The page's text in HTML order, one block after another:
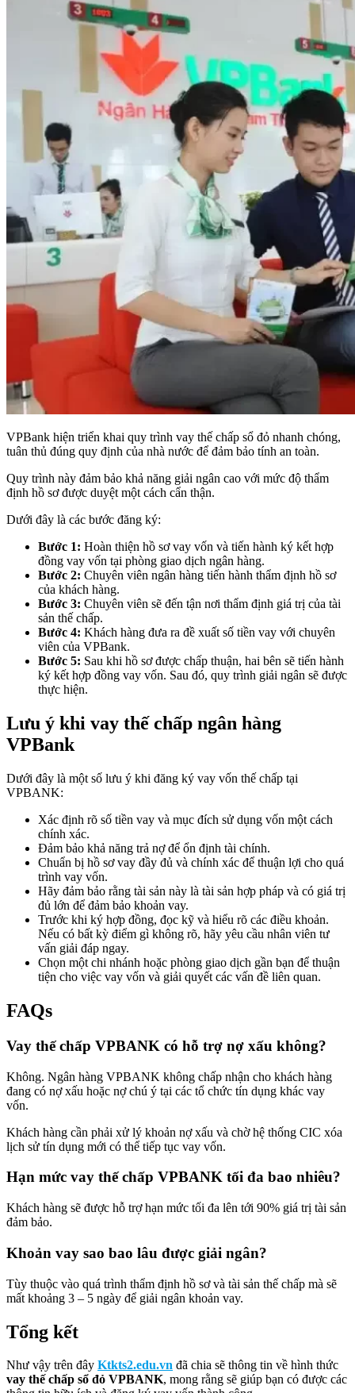
VPBank hiện triển khai quy trình vay thế chấp sổ đỏ nhanh chóng,
tuân thủ đúng quy định của nhà nước để đảm bảo tính an toàn.
Quy trình này đảm bảo khả năng giải ngân cao với mức độ thẩm
định hồ sơ được duyệt một cách cẩn thận.
Dưới đây là các bước đăng ký:
Bước 1: Hoàn thiện hồ sơ vay vốn và tiến hành ký kết hợp
đồng vay vốn tại phòng giao dịch ngân hàng.
Bước 2: Chuyên viên ngân hàng tiến hành thẩm định hồ sơ
của khách hàng.
Bước 3: Chuyên viên sẽ đến tận nơi thẩm định giá trị của tài
sản thế chấp.
Bước 4: Khách hàng đưa ra đề xuất số tiền vay với chuyên
viên của VPBank.
Bước 5: Sau khi hồ sơ được chấp thuận, hai bên sẽ tiến hành
ký kết hợp đồng vay vốn. Sau đó, quy trình giải ngân sẽ được
thực hiện.
Lưu ý khi vay thế chấp ngân hàng
VPBank
Dưới đây là một số lưu ý khi đăng ký vay vốn thế chấp tại
VPBANK:
Xác định rõ số tiền vay và mục đích sử dụng vốn một cách
chính xác.
Đảm bảo khả năng trả nợ để ổn định tài chính.
Chuẩn bị hồ sơ vay đầy đủ và chính xác để thuận lợi cho quá
trình vay vốn.
Hãy đảm bảo rằng tài sản này là tài sản hợp pháp và có giá trị
đủ lớn để đảm bảo khoản vay.
Trước khi ký hợp đồng, đọc kỹ và hiểu rõ các điều khoản.
Nếu có bất kỳ điểm gì không rõ, hãy yêu cầu nhân viên tư
vấn giải đáp ngay.
Chọn một chi nhánh hoặc phòng giao dịch gần bạn để thuận
tiện cho việc vay vốn và giải quyết các vấn đề liên quan.
FAQs
Vay thế chấp VPBANK có hỗ trợ nợ xấu không?
Không. Ngân hàng VPBANK không chấp nhận cho khách hàng
đang có nợ xấu hoặc nợ chú ý tại các tổ chức tín dụng khác vay
vốn.
Khách hàng cần phải xử lý khoản nợ xấu và chờ hệ thống CIC xóa
lịch sử tín dụng mới có thể tiếp tục vay vốn.
Hạn mức vay thế chấp VPBANK tối đa bao nhiêu?
Khách hàng sẽ được hỗ trợ hạn mức tối đa lên tới 90% giá trị tài sản
đảm bảo.
Khoản vay sao bao lâu được giải ngân?
Tùy thuộc vào quá trình thẩm định hồ sơ và tài sản thế chấp mà sẽ
mất khoảng 3 – 5 ngày để giải ngân khoản vay.
Tổng kết
Như vậy trên đây Ktkts2.edu.vn đã chia sẽ thông tin về hình thức
vay thế chấp sổ đỏ VPBANK, mong rằng sẽ giúp bạn có được các